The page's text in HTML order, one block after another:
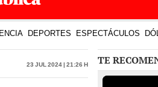
DEPORTES ESPECTÁCULOS
23 Jul 2024 | 21:26 h TE